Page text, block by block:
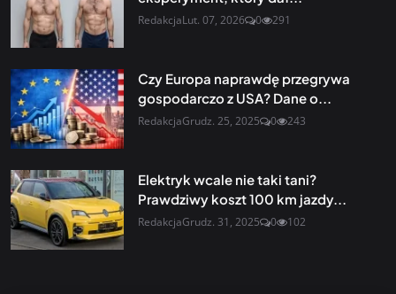
RedakcjaLut. 07, 2026 0 291
Czy Europa naprawdę przegrywa
gospodarczo z USA? Dane o...
RedakcjaGrudz. 25, 2025 0 243
Elektryk wcale nie taki tani?
Prawdziwy koszt 100 km jazdy...
RedakcjaGrudz. 31, 2025 0 102